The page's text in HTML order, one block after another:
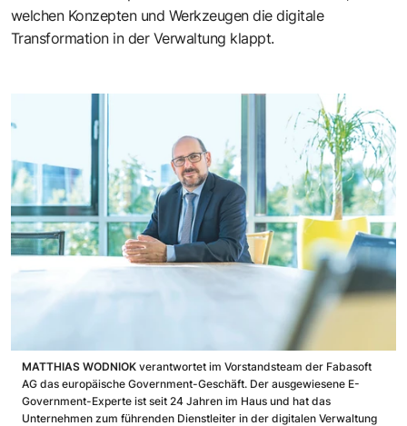
welchen Konzepten und Werkzeugen die digitale
Transformation in der Verwaltung klappt.
MATTHIAS WODNIOK verantwortet im Vorstandsteam der Fabasoft
AG das europäische Government-Geschäft. Der ausgewiesene E-
Government-Experte ist seit 24 Jahren im Haus und hat das
Unternehmen zum führenden Dienstleiter in der digitalen Verwaltung